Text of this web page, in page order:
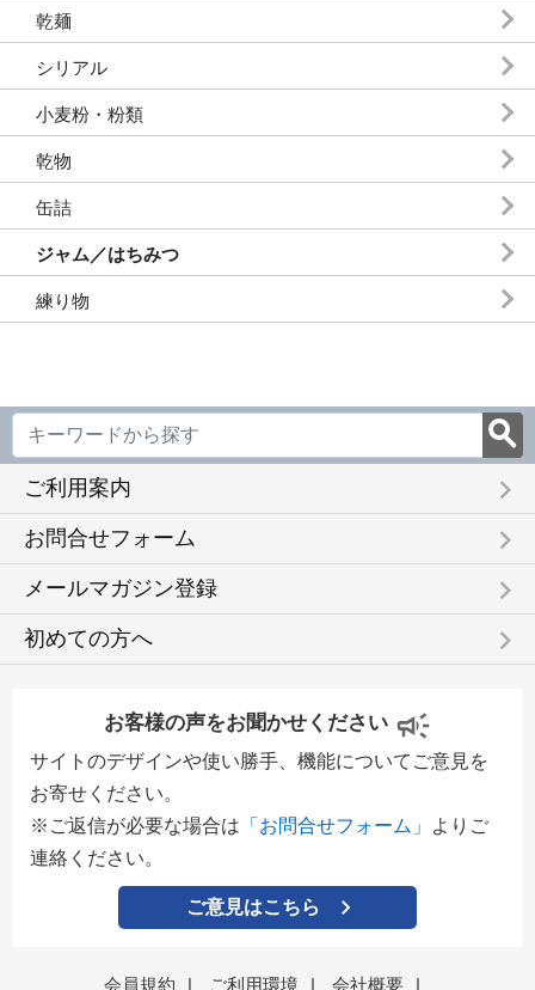
乾麺
シリアル
小麦粉・粉類
乾物
缶詰
ジャム／はちみつ
練り物
ご利用案内 keyboard_arrow_right
お問合せフォーム keyboard_arrow_right
メールマガジン登録 keyboard_arrow_right
初めての方へ keyboard_arrow_right
お客様の声をお聞かせください
サイトのデザインや使い勝手、機能についてご意見を
お寄せください。
※ご返信が必要な場合は 「お問合せフォーム」
よりご
連絡ください。
ご意見はこちら
会員規約 | ご利用環境 | 会社概要 |